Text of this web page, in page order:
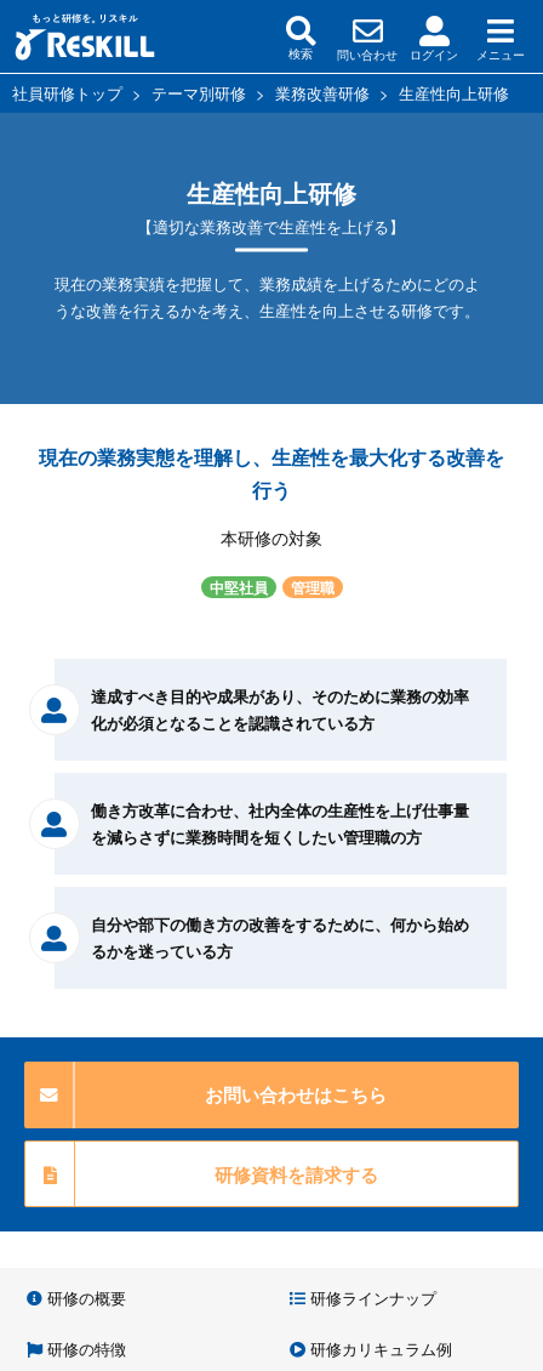
検索 問い合わせ ログイン メニュー
社員研修トップ> テーマ別研修 > 業務改善研修 > 生産性向上研修
生産性向上研修
【適切な業務改善で生産性を上げる】
現在の業務実績を把握して、業務成績を上げるためにどのよ
うな改善を行えるかを考え、生産性を向上させる研修です。
現在の業務実態を理解し、生産性を最大化する改善を
行う
本研修の対象
中堅社員 管理職
達成すべき目的や成果があり、そのために業務の効率
化が必須となることを認識されている方
働き方改革に合わせ、社内全体の生産性を上げ仕事量
を減らさずに業務時間を短くしたい管理職の方
自分や部下の働き方の改善をするために、何から始め
るかを迷っている方
お問い合わせはこちら
研修資料を請求する
研修の概要 研修ラインナップ
研修の特徴 研修カリキュラム例